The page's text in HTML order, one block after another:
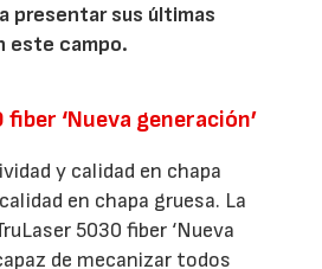
presentar sus últimas
este campo.
‘Nueva generación’
y calidad en chapa
en chapa gruesa. La
5030 fiber ‘Nueva
de mecanizar todos